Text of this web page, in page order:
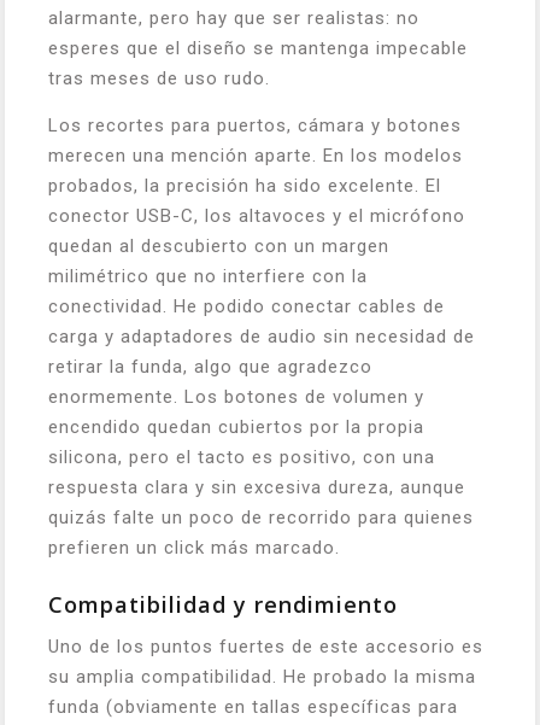
alarmante, pero hay que ser realistas: no
esperes que el diseño se mantenga impecable
tras meses de uso rudo.
Los recortes para puertos, cámara y botones
merecen una mención aparte. En los modelos
probados, la precisión ha sido excelente. El
conector USB-C, los altavoces y el micrófono
quedan al descubierto con un margen
milimétrico que no interfiere con la
conectividad. He podido conectar cables de
carga y adaptadores de audio sin necesidad de
retirar la funda, algo que agradezco
enormemente. Los botones de volumen y
encendido quedan cubiertos por la propia
silicona, pero el tacto es positivo, con una
respuesta clara y sin excesiva dureza, aunque
quizás falte un poco de recorrido para quienes
prefieren un click más marcado.
Compatibilidad y rendimiento
Uno de los puntos fuertes de este accesorio es
su amplia compatibilidad. He probado la misma
funda (obviamente en tallas específicas para